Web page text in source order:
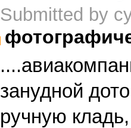
Submitted by
занудной
ручную